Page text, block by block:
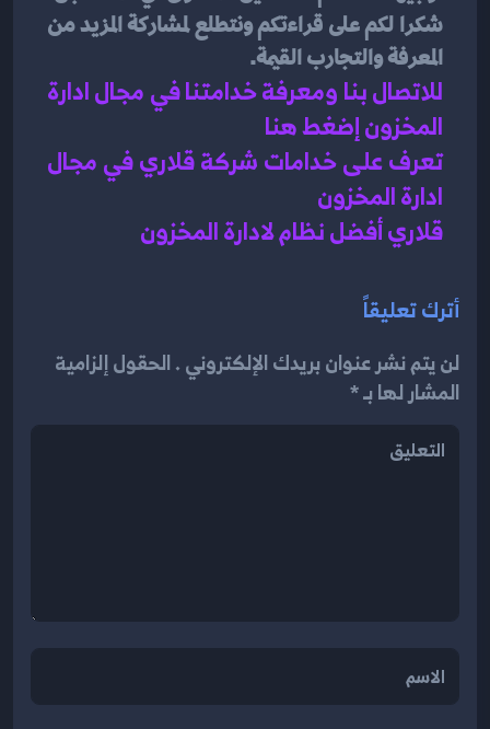
المعرفة والتجارب القيمة.
المخزون إضغط هنا
ادارة المخزون
قلاري أفضل نظام لادارة المخزون
أترك تعليقاً
لن يتم نشر عنوان بريدك الإلكتروني . الحقول إلزامية
المشار لها بـ *